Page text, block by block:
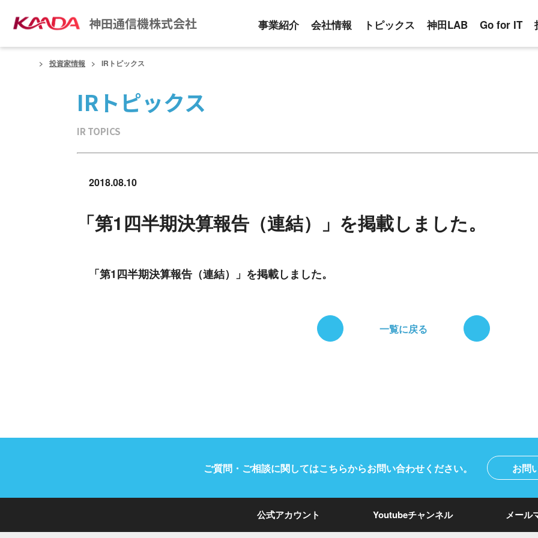
神田通信機株式会社 事業紹介 会社情報 トピックス 神田LAB Go for IT
投資家情報 IRトピックス
IRトピックス
IR TOPICS
2018.08.10
「第1四半期決算報告（連結）」を掲載しました。
「第1四半期決算報告（連結）」を掲載しました。
一覧に戻る
ご質問・ご相談に関してはこちらからお問い合わせください。 お問
公式アカウント Youtubeチャンネル メール